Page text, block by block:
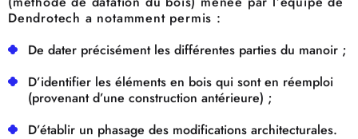
Dendrotech a notamment permis :
De dater précisément les différentes parties du manoir ;
D’identifier les éléments en bois qui sont en réemploi
(provenant d’une construction antérieure) ;
D’établir un phasage des modifications architecturales.